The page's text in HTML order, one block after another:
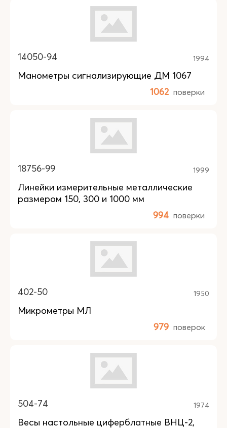
14050-94 1994
Манометры сигнализирующие ДМ 1067
1062 поверки
18756-99 1999
Линейки измерительные металлические
размером 150, 300 и 1000 мм
994 поверки
402-50 1950
Микрометры МЛ
979 поверок
504-74 1974
Весы настольные циферблатные ВНЦ-2,